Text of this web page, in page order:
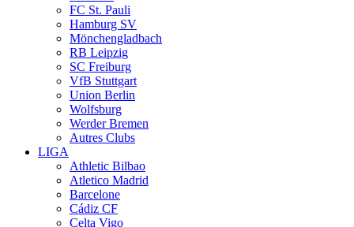
FC St. Pauli
Hamburg SV
Mönchengladbach
RB Leipzig
SC Freiburg
VfB Stuttgart
Union Berlin
Wolfsburg
Werder Bremen
Autres Clubs
LIGA
Athletic Bilbao
Atletico Madrid
Barcelone
Cádiz CF
Celta Vigo